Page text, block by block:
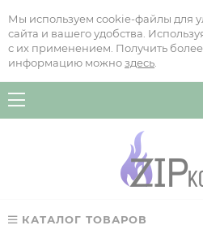
Мы используем cookie-файлы для
сайта и вашего удобства.
с их применением. Получить
информацию можно здесь
КАТАЛОГ ТОВАРОВ